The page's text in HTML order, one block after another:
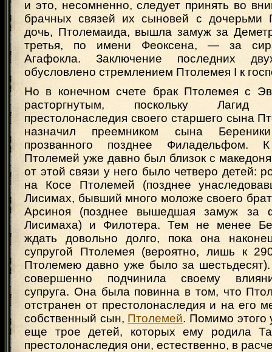
и это, несомненно, следует принять во
брачных связей их сыновей с дочерьми
дочь, Птолемаида, вышла замуж за
третья, по имени Феоксена, — за
Агафокла. Заключение последних
обусловлено стремлением Птолемея I к
Но в конечном счете брак Птолемея с
расторгнутым, поскольку
престолонаследия своего старшего сына
назначил преемником сына
прозванного позднее Филадельфом.
Птолемей уже давно был близок с
от этой связи у него было четверо детей:
на Косе Птолемей (позднее
Лисимах, бывший много моложе своего
Арсиноя (позднее вышедшая замуж за
Лисимаха) и Филотера. Тем не менее
ждать довольно долго, пока она
супругой Птолемея (вероятно, лишь к
Птолемею давно уже было за шестьдесят).
совершенно подчинила своему
супруга. Она была повинна в том, что
отстранен от престолонаследия и на его
собственный сын, Птолемей. Помимо этого
еще трое детей, которых ему родила
престолонаследия они, естественно, в